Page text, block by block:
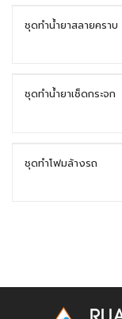
ชุดทำน้ำยาสลายคราบ
ชุดทำน้ำยาเช็ดกระจก
ชุดทำโฟมล้างรถ